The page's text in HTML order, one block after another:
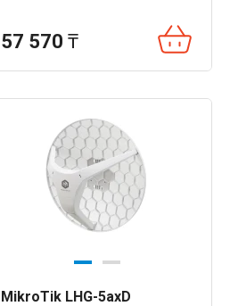
57 570 ₸
MikroTik LHG-5axD